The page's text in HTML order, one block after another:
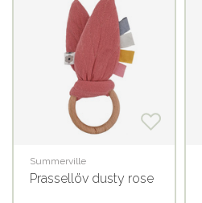
Summerville
Prassellöv dusty rose